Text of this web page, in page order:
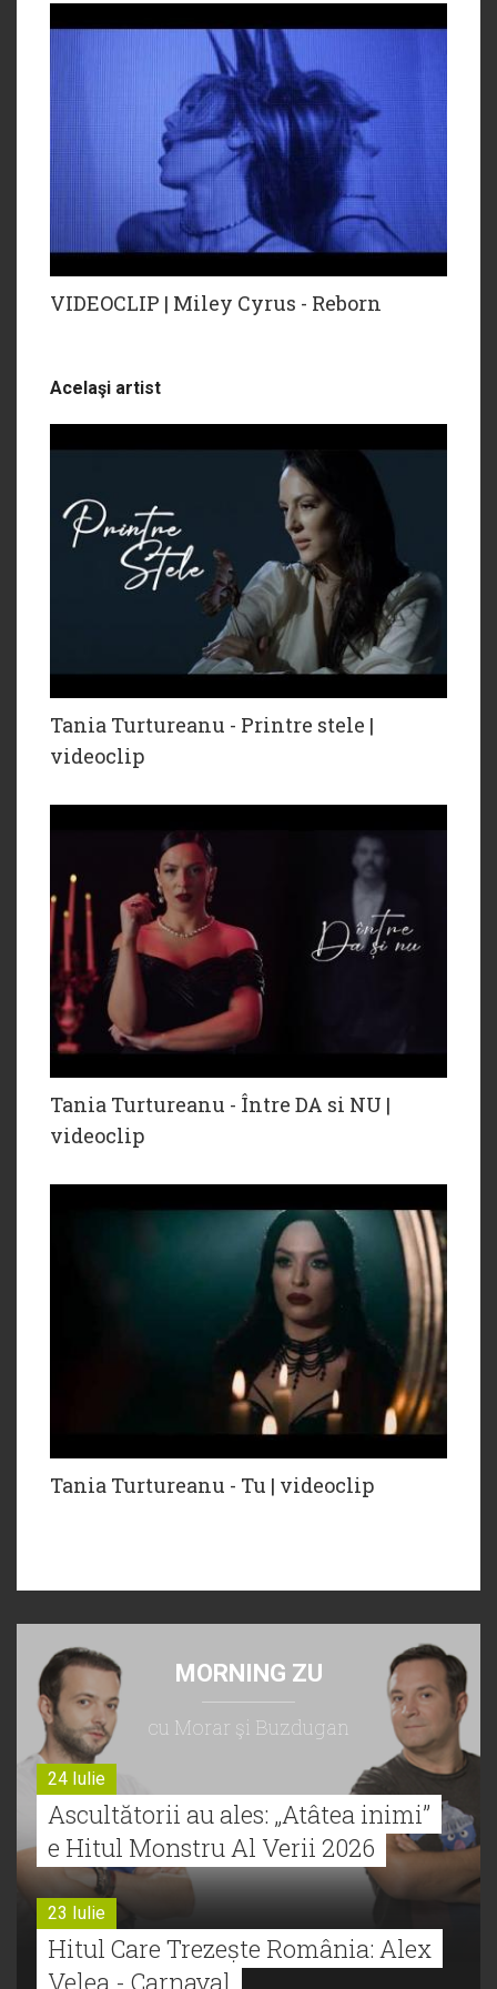
VIDEOCLIP | Miley Cyrus - Reborn
Acelaşi artist
Tania Turtureanu - Printre stele |
videoclip
Tania Turtureanu - Între DA si NU |
videoclip
Tania Turtureanu - Tu | videoclip
MORNING ZU
cu Morar şi Buzdugan
24 Iulie
Ascultătorii au ales: „Atâtea inimi”
e Hitul Monstru Al Verii 2026
23 Iulie
Hitul Care Trezește România: Alex
Velea - Carnaval